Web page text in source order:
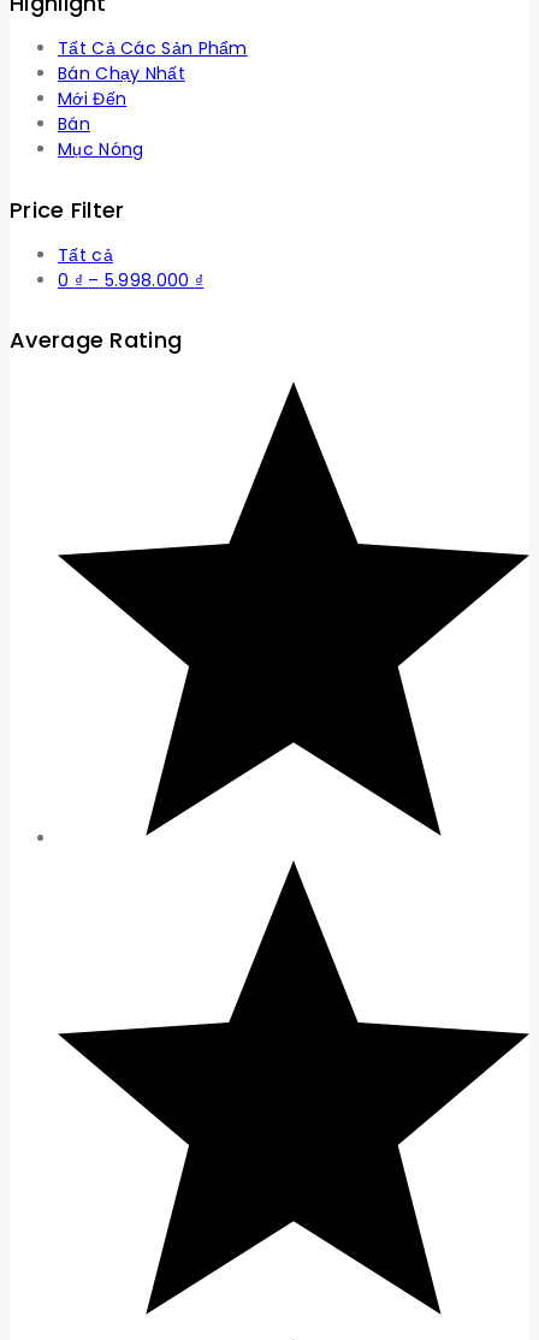
Tất Cả Các Sản Phẩm
Bán Chạy Nhất
Mới Đến
Bán
Mục Nóng
Price Filter
Tất cả
0 ₫ – 5.998.000 ₫
5.998.000 ₫
Average Rating